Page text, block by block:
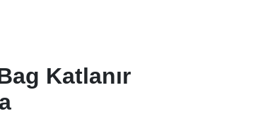
Katlanır